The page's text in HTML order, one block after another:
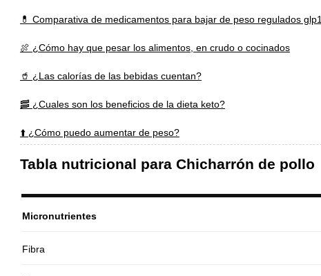
💊 Comparativa de medicamentos para bajar de peso regulados glp1
🍖 ¿Cómo hay que pesar los alimentos, en crudo o cocinados
🥤 ¿Las calorías de las bebidas cuentan?
🥓 ¿Cuales son los beneficios de la dieta keto?
⬆️ ¿Cómo puedo aumentar de peso?
Tabla nutricional para Chicharrón de pollo
Micronutrientes
Fibra